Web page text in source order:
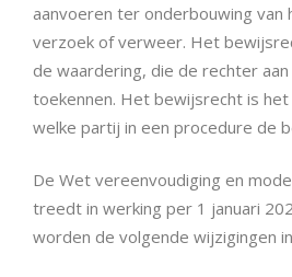
aanvoeren ter onderbouwing van
verzoek of verweer. Het
de waardering, die de rechter
toekennen. Het bewijsrecht is
welke partij in een procedure de
De Wet vereenvoudiging en
treedt in werking per 1 januari
worden de volgende wijzigingen